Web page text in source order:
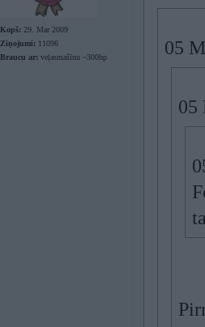
Kopš: 29. Mar 2009
Ziņojumi: 11096
Braucu ar: veļasmašīnu ~300hp 05
05